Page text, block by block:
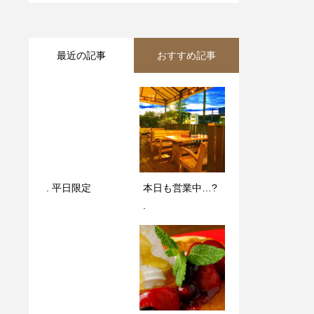
最近の記事 おすすめ記事
. 平日限定️
本日も営業中…?
. 平日限定️
本日の日替わりラ
マトクリームパス
タ